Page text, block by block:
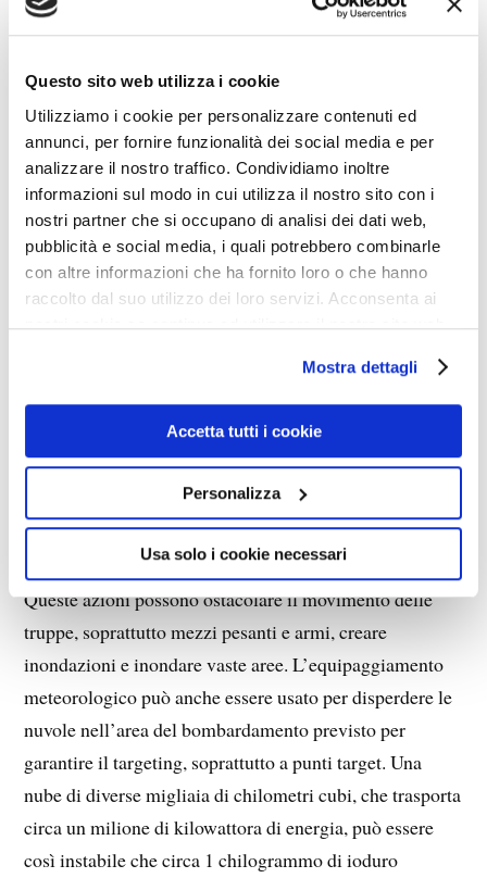
Questo sito web utilizza i cookie
Utilizziamo i cookie per personalizzare contenuti ed
annunci, per fornire funzionalità dei social media e per
analizzare il nostro traffico. Condividiamo inoltre
informazioni sul modo in cui utilizza il nostro sito con i
nostri partner che si occupano di analisi dei dati web,
pubblicità e social media, i quali potrebbero combinarle
con altre informazioni che ha fornito loro o che hanno
raccolto dal suo utilizzo dei loro servizi. Acconsenta ai
nostri cookie se continua ad utilizzare il nostro sito web.
Mostra dettagli
Accetta tutti i cookie
Personalizza
Usa solo i cookie necessari
(HAARP) è il programma di ricerca aurorale attiva ad
progetto è destinato a esplorare modi per migliorare le
comunicazioni radio. Allo stesso tempo, un certo
numero di eminenti scienziati ritengono che ci sia un
lavoro militare sotto la guida del Pentagono. In
particolare, gli scienziati ritengono che le antenne
direzionali “sparino” nella ionosfera fasci direzionali di
onde radio ad alta frequenza, che riscaldano la ionosfera
ad alta quota, fino alla formazione di plasma. Questo
modifica la rosa dei venti, creando cataclismi difficili da
prevedere: tsunami, temporali, inondazioni, nevicate.
L’effetto più studiato di tali armi è la provocazione di
piogge torrenziali in alcune zone. A questo scopo, in
particolare, è stato utilizzato lo spargimento di ioduro
d’argento o ioduro di piombo nelle nuvole di pioggia.
Queste azioni possono ostacolare il movimento delle
truppe, soprattutto mezzi pesanti e armi, creare
inondazioni e inondare vaste aree. L’equipaggiamento
meteorologico può anche essere usato per disperdere le
nuvole nell’area del bombardamento previsto per
garantire il targeting, soprattutto a punti target. Una
nube di diverse migliaia di chilometri cubi, che trasporta
circa un milione di kilowattora di energia, può essere
così instabile che circa 1 chilogrammo di ioduro